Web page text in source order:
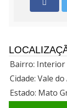
Bairro: Interior
Cidade: Vale
Estado: Mato